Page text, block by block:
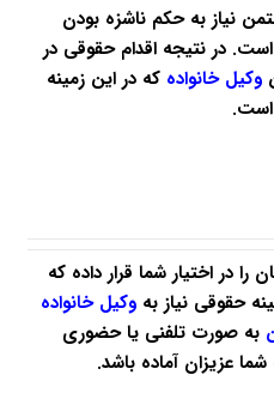
نیاز به حکم ناشزه بودن
در نتیجه اقدام حقوقی در
وکیل خانواده که در این زمینه
است.
را در اختیار شما قرار داده که
حقوقی نیاز بهوکیل خانواده
به صورت تلفنی یا حضوری
عزیزان آماده باشد.